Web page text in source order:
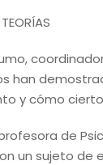
han
y cómo
de
un sujeto de